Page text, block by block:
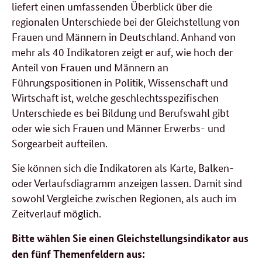
liefert einen umfassenden Überblick über die
regionalen Unterschiede bei der Gleichstellung von
Frauen und Männern in Deutschland. Anhand von
mehr als 40 Indikatoren zeigt er auf, wie hoch der
Anteil von Frauen und Männern an
Führungspositionen in Politik, Wissenschaft und
Wirtschaft ist, welche geschlechtsspezifischen
Unterschiede es bei Bildung und Berufswahl gibt
oder wie sich Frauen und Männer Erwerbs- und
Sorgearbeit aufteilen.
Sie können sich die Indikatoren als Karte, Balken-
oder Verlaufsdiagramm anzeigen lassen. Damit sind
sowohl Vergleiche zwischen Regionen, als auch im
Zeitverlauf möglich.
Bitte wählen Sie einen Gleichstellungsindikator aus
den fünf Themenfeldern aus: